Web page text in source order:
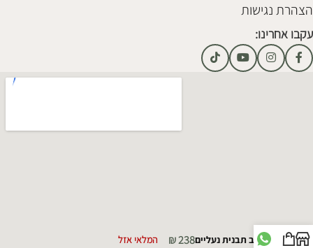
הצהרת נגישות
עקבו אחרינו:
קולב תבנית נעליים ₪238 המלאי אזל